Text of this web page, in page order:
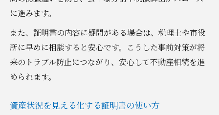
に進みます。
また、証明書の内容に疑問がある場合は、税理士や市役
所に早めに相談すると安心です。こうした事前対策が将
来のトラブル防止につながり、安心して不動産相続を進
められます。
資産状況を見える化する証明書の使い方